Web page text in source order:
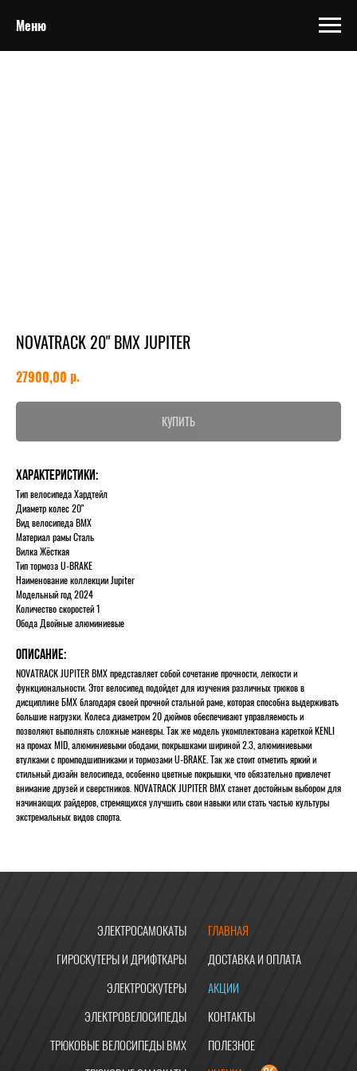
Меню
NOVATRACK 20" BMX JUPITER
27900,00 р.
КУПИТЬ
Характеристики:
Тип велосипеда Хардтейл
Диаметр колес 20"
Вид велосипеда BMX
Материал рамы Сталь
Вилка Жёсткая
Тип тормоза U-BRAKE
Наименование коллекции Jupiter
Модельный год 2024
Количество скоростей 1
Обода Двойные алюминиевые
Описание:
NOVATRACK JUPITER BMX представляет собой сочетание прочности, легкости и
функциональности. Этот велосипед подойдет для изучения различных трюков в
дисциплине БМХ благодаря своей прочной стальной раме, которая способна выдерживать
большие нагрузки. Колеса диаметром 20 дюймов обеспечивают управляемость и
позволяют выполнять сложные маневры. Так же модель укомплектована кареткой KENLI
на промах MID, алюминиевыми ободами, покрышками шириной 2.3, алюминиевыми
втулками с промподшипниками и тормозами U-BRAKE. Так же стоит отметить яркий и
стильный дизайн велосипеда, особенно цветные покрышки, что обязательно привлечет
внимание друзей и сверстников. NOVATRACK JUPITER BMX станет достойным выбором для
начинающих райдеров, стремящихся улучшить свои навыки или стать частью культуры
экстремальных видов спорта.
ЭЛЕКТРОСАМОКАТЫ
ГИРОСКУТЕРЫ И ДРИФТКАРЫ
ЭЛЕКТРОСКУТЕРЫ
ЭЛЕКТРОВЕЛОСИПЕДЫ
ТРЮКОВЫЕ ВЕЛОСИПЕДЫ BMX
ГЛАВНАЯ
ДОСТАВКА И ОПЛАТА
АКЦИИ
КОНТАКТЫ
ПОЛЕЗНОЕ